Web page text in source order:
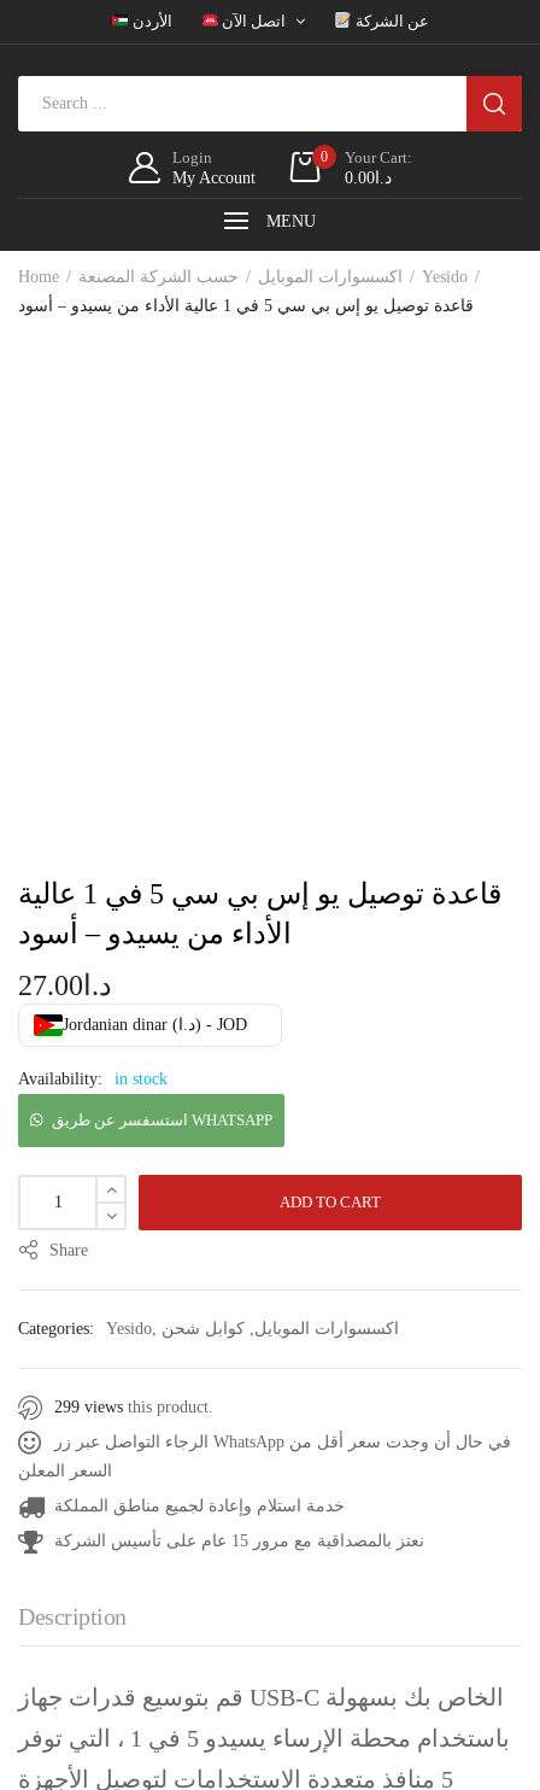
الأردن اتصل الآن عن الشركة
Login
My Account
0
Your Cart:
د.ا0.00
MENU
Home اكسسوارات الموبايل حسب الشركة المصنعة
Yesido
قاعدة توصيل يو إس بي سي 5 في 1 عالية الأداء من يسيدو – أسود
قاعدة توصيل يو إس بي سي 5 في 1 عالية
الأداء من يسيدو – أسود
د.ا 27.00
Jordanian dinar (د.ا) - JOD
Availability: in stock
استسفسر عن طريق WHATSAPP
ADD TO CART
Share
Categories: Yesido, اكسسوارات الموبايل, كوابل شحن
299 views this product.
الرجاء التواصل عبر زر WhatsApp في حال أن وجدت سعر أقل من
السعر المعلن
خدمة استلام وإعادة لجميع مناطق المملكة
نعتز بالمصداقية مع مرور 15 عام على تأسيس الشركة
Description
قم بتوسيع قدرات جهاز USB-C الخاص بك بسهولة
باستخدام محطة الإرساء يسيدو 5 في 1 ، التي توفر
5 منافذ متعددة الاستخدامات لتوصيل الأجهزة